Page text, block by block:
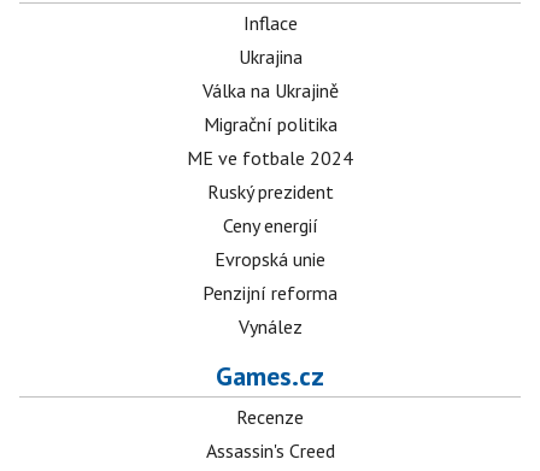
Inflace
Ukrajina
Válka na Ukrajině
Migrační politika
ME ve fotbale 2024
Ruský prezident
Ceny energií
Evropská unie
Penzijní reforma
Vynález
Games.cz
Recenze
Assassin's Creed